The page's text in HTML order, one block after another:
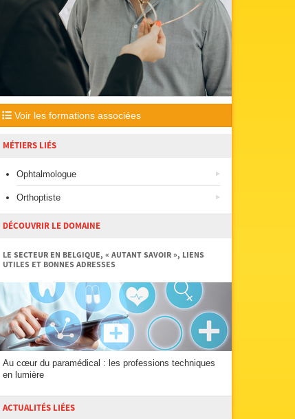
Voir les formations associées
MÉTIERS LIÉS
Ophtalmologue
Orthoptiste
DÉCOUVRIR LE DOMAINE
LE SECTEUR EN BELGIQUE, « AUTANT SAVOIR », LIENS
UTILES ET BONNES ADRESSES
Au cœur du paramédical : les professions techniques
en lumière
ACTUALITÉS LIÉES